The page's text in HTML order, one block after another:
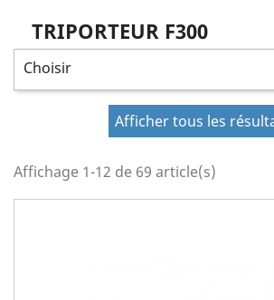
TRIPORTEUR F300
Choisir
Afficher tous les
Affichage 1-12 de 69 article(s)